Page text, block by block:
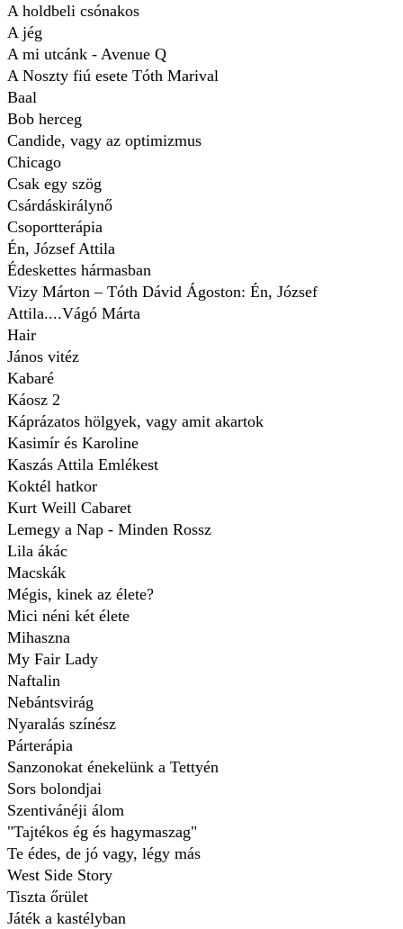
A holdbeli csónakos
A jég
A mi utcánk - Avenue Q
A Noszty fiú esete Tóth Marival
Baal
Bob herceg
Candide, vagy az optimizmus
Chicago
Csak egy szög
Csárdáskirálynő
Csoportterápia
Én, József Attila
Édeskettes hármasban
Vizy Márton – Tóth Dávid Ágoston: Én, József
Attila....Vágó Márta
Hair
János vitéz
Kabaré
Káosz 2
Káprázatos hölgyek, vagy amit akartok
Kasimír és Karoline
Kaszás Attila Emlékest
Koktél hatkor
Kurt Weill Cabaret
Lemegy a Nap - Minden Rossz
Lila ákác
Macskák
Mégis, kinek az élete?
Mici néni két élete
Mihaszna
My Fair Lady
Naftalin
Nebántsvirág
Nyaralás színész
Párterápia
Sanzonokat énekelünk a Tettyén
Sors bolondjai
Szentivánéji álom
"Tajtékos ég és hagymaszag"
Te édes, de jó vagy, légy más
West Side Story
Tiszta őrület
Játék a kastélyban